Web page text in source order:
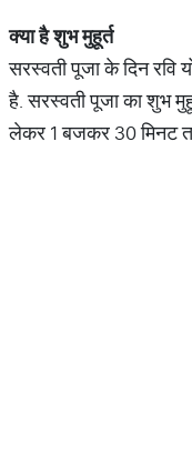
क्याहैशुभमुहूर्त
सरस्वती पूजा के दिन रवि
है. सरस्वती पूजा का शुभ
लेकर 1 बजकर 30 मिनट